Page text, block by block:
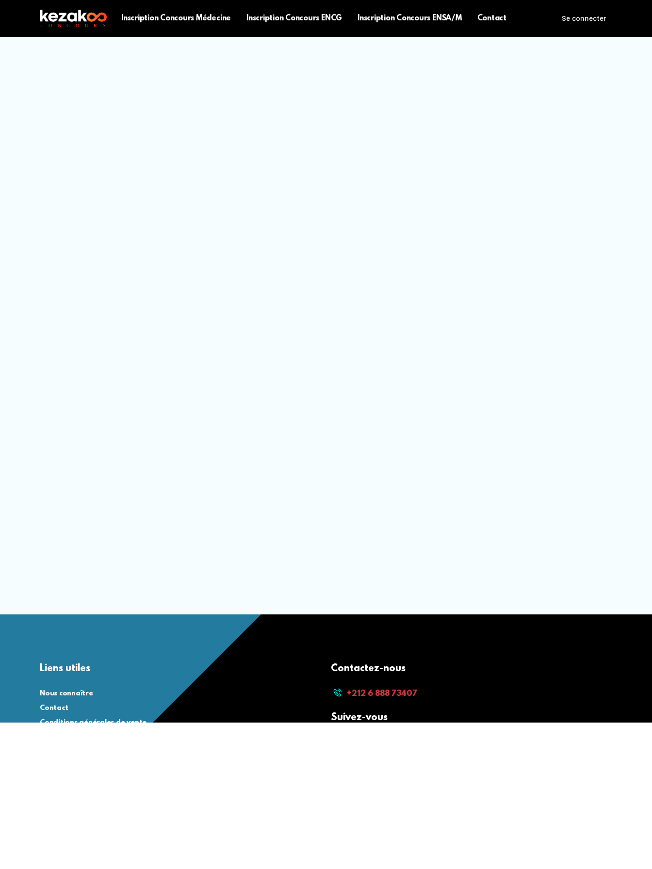
Inscription Concours Médecine Inscription Concours ENCG Inscription Concours ENSA/M Contact Se connecter
Liens utiles
Nous connaître
Contact
Conditions générales de vente
Contactez-nous
+212 6 888 73407
Suivez-vous